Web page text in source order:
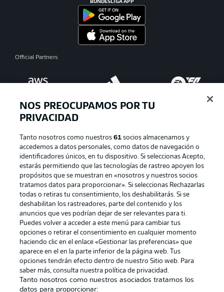
BUNDESLIGA APP
Official Partners
Publicidad Aviso legal
Gestionar las preferencias
Canales Trabajos
Jugadores Condiciones de uso
NOS PREOCUPAMOS POR TU
PRIVACIDAD
Tanto nosotros como nuestros 61socios almacenamos y
accedemos a datos personales, como datos de navegación o
identificadores únicos, en tu dispositivo. Si seleccionas Acepto,
estarás permitiendo que las tecnologías de rastreo apoyen los
propósitos que se muestran en «nosotros y nuestros socios
tratamos datos para proporcionar». Si seleccionas Rechazarlas
todas o retiras tu consentimiento, los deshabilitarás. Si se
deshabilitan los rastreadores, parte del contenido y los
anuncios que ves podrían dejar de ser relevantes para ti.
Puedes volver a acceder a este menú para cambiar tus
opciones o retirar el consentimiento en cualquier momento
haciendo clic en el enlace «Gestionar las preferencias» que
aparece en el en la parte inferior de la página web. Tus
opciones tendrán efecto dentro de nuestro Sitio web. Para
saber más, consulta nuestra política de privacidad.
Tanto nosotros como nuestros asociados tratamos los
datos para proporcionar: